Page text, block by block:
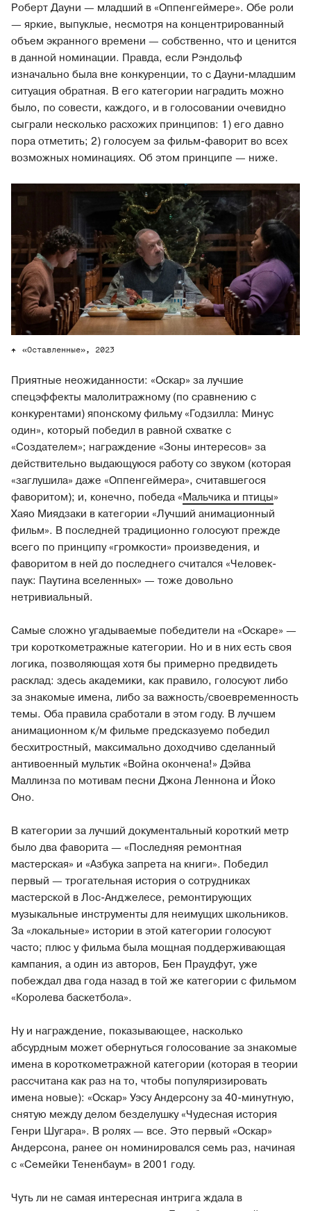
Роберт Дауни — младший в «Оппенгеймере». Обе роли
— яркие, выпуклые, несмотря на концентрированный
объем экранного времени — собственно, что и ценится
в данной номинации. Правда, если Рэндольф
изначально была вне конкуренции, то с Дауни-младшим
ситуация обратная. В его категории наградить можно
было, по совести, каждого, и в голосовании очевидно
сыграли несколько расхожих принципов: 1) его давно
пора отметить; 2) голосуем за фильм-фаворит во всех
возможных номинациях. Об этом принципе — ниже.
«Оставленные», 2023
Приятные неожиданности: «Оскар» за лучшие
спецэффекты малолитражному (по сравнению с
конкурентами) японскому фильму «Годзилла: Минус
один», который победил в равной схватке с
«Создателем»; награждение «Зоны интересов» за
действительно выдающуюся работу со звуком (которая
«заглушила» даже «Оппенгеймера», считавшегося
фаворитом); и, конечно, победа «Мальчика и птицы»
Хаяо Миядзаки в категории «Лучший анимационный
фильм». В последней традиционно голосуют прежде
всего по принципу «громкости» произведения, и
фаворитом в ней до последнего считался «Человек-
паук: Паутина вселенных» — тоже довольно
нетривиальный.
Самые сложно угадываемые победители на «Оскаре» —
три короткометражные категории. Но и в них есть своя
логика, позволяющая хотя бы примерно предвидеть
расклад: здесь академики, как правило, голосуют либо
за знакомые имена, либо за важность/своевременность
темы. Оба правила сработали в этом году. В лучшем
анимационном к/м фильме предсказуемо победил
бесхитростный, максимально доходчиво сделанный
антивоенный мультик «Война окончена!» Дэйва
Маллинза по мотивам песни Джона Леннона и Йоко
Оно.
В категории за лучший документальный короткий метр
было два фаворита — «Последняя ремонтная
мастерская» и «Азбука запрета на книги». Победил
первый — трогательная история о сотрудниках
мастерской в Лос-Анджелесе, ремонтирующих
музыкальные инструменты для неимущих школьников.
За «локальные» истории в этой категории голосуют
часто; плюс у фильма была мощная поддерживающая
кампания, а один из авторов, Бен Праудфут, уже
побеждал два года назад в той же категории с фильмом
«Королева баскетбола».
Ну и награждение, показывающее, насколько
абсурдным может обернуться голосование за знакомые
имена в короткометражной категории (которая в теории
рассчитана как раз на то, чтобы популяризировать
имена новые): «Оскар» Уэсу Андерсону за 40-минутную,
снятую между делом безделушку «Чудесная история
Генри Шугара». В ролях — все. Это первый «Оскар»
Андерсона, ранее он номинировался семь раз, начиная
с «Семейки Тененбаум» в 2001 году.
Чуть ли не самая интересная интрига ждала в